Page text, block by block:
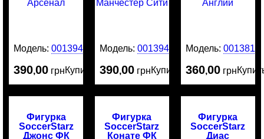
Модель:0013946
390,00 грнКупить
Модель:0013945
390,00 грнКупить
Модель: 0013818
360,00 грн
Фигурка
SoccerStarz
Джонс ФК
Фигурка
SoccerStarz
Конате ФК
Фигурка
SoccerStarz
Диас